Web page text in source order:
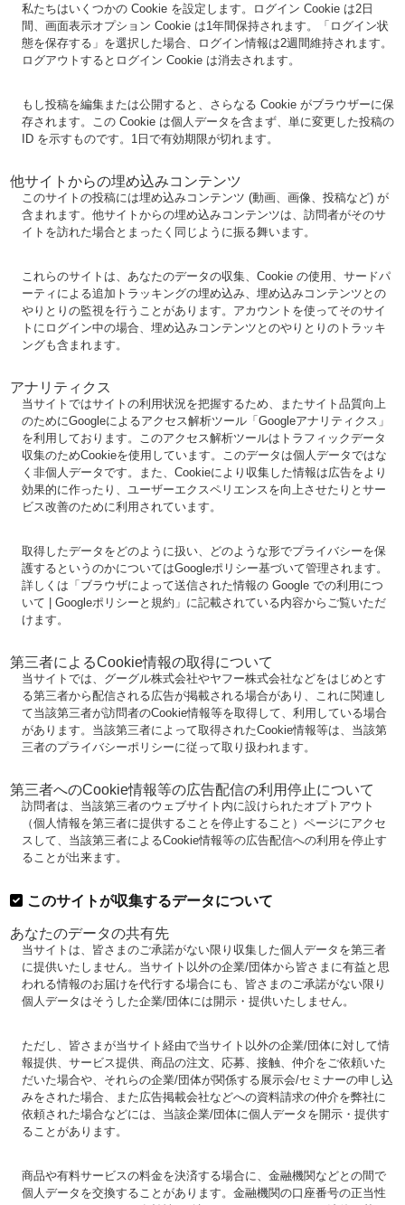
私たちはいくつかの Cookie を設定します。ログイン Cookie は2日
間、画面表示オプション Cookie は1年間保持されます。「ログイン状
態を保存する」を選択した場合、ログイン情報は2週間維持されます。
ログアウトするとログイン Cookie は消去されます。
もし投稿を編集または公開すると、さらなる Cookie がブラウザーに保
存されます。この Cookie は個人データを含まず、単に変更した投稿の
ID を示すものです。1日で有効期限が切れます。
他サイトからの埋め込みコンテンツ
このサイトの投稿には埋め込みコンテンツ (動画、画像、投稿など) が
含まれます。他サイトからの埋め込みコンテンツは、訪問者がそのサ
イトを訪れた場合とまったく同じように振る舞います。
これらのサイトは、あなたのデータの収集、Cookie の使用、サードパ
ーティによる追加トラッキングの埋め込み、埋め込みコンテンツとの
やりとりの監視を行うことがあります。アカウントを使ってそのサイ
トにログイン中の場合、埋め込みコンテンツとのやりとりのトラッキ
ングも含まれます。
アナリティクス
当サイトではサイトの利用状況を把握するため、またサイト品質向上
のためにGoogleによるアクセス解析ツール「Googleアナリティクス」
を利用しております。このアクセス解析ツールはトラフィックデータ
収集のためCookieを使用しています。このデータは個人データではな
く非個人データです。また、Cookieにより収集した情報は広告をより
効果的に作ったり、ユーザーエクスペリエンスを向上させたりとサー
ビス改善のために利用されています。
取得したデータをどのように扱い、どのような形でプライバシーを保
護するというのかについてはGoogleポリシー基づいて管理されます。
詳しくは「ブラウザによって送信された情報の Google での利用につ
いて | Googleポリシーと規約」に記載されている内容からご覧いただ
けます。
第三者によるCookie情報の取得について
当サイトでは、グーグル株式会社やヤフー株式会社などをはじめとす
る第三者から配信される広告が掲載される場合があり、これに関連し
て当該第三者が訪問者のCookie情報等を取得して、利用している場合
があります。当該第三者によって取得されたCookie情報等は、当該第
三者のプライバシーポリシーに従って取り扱われます。
第三者へのCookie情報等の広告配信の利用停止について
訪問者は、当該第三者のウェブサイト内に設けられたオプトアウト
（個人情報を第三者に提供することを停止すること）ページにアクセ
スして、当該第三者によるCookie情報等の広告配信への利用を停止す
ることが出来ます。
このサイトが収集するデータについて
あなたのデータの共有先
当サイトは、皆さまのご承諾がない限り収集した個人データを第三者
に提供いたしません。当サイト以外の企業/団体から皆さまに有益と思
われる情報のお届けを代行する場合にも、皆さまのご承諾がない限り
個人データはそうした企業/団体には開示・提供いたしません。
ただし、皆さまが当サイト経由で当サイト以外の企業/団体に対して情
報提供、サービス提供、商品の注文、応募、接触、仲介をご依頼いた
だいた場合や、それらの企業/団体が関係する展示会/セミナーの申し込
みをされた場合、また広告掲載会社などへの資料請求の仲介を弊社に
依頼された場合などには、当該企業/団体に個人データを開示・提供す
ることがあります。
商品や有料サービスの料金を決済する場合に、金融機関などとの間で
個人データを交換することがあります。金融機関の口座番号の正当性